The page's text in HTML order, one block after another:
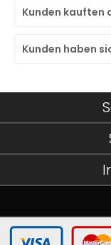
Kunden kauften
Kunden haben